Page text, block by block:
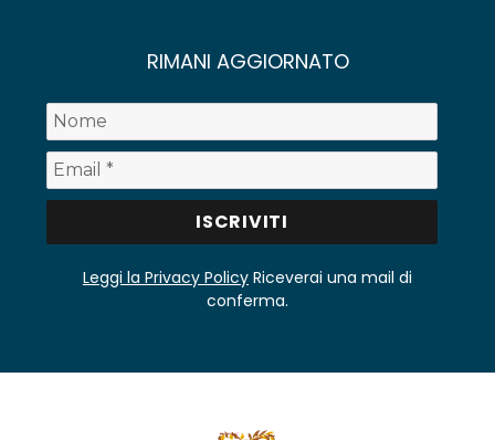
RIMANI AGGIORNATO
Leggi la Privacy Policy Riceverai una mail di
conferma.